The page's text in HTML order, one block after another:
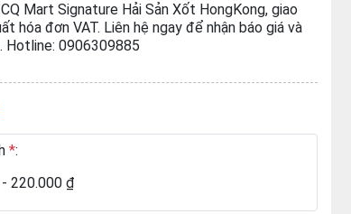
Mart Signature Hải Sản Xốt HongKong, giao
hóa đơn VAT. Liên hệ ngay để nhận báo giá và
Hotline: 0906309885
*:
220.000 ₫